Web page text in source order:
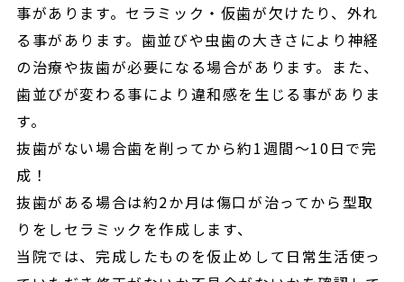
事があります。セラミック・仮歯が欠けたり、外れ
る事があります。歯並びや虫歯の大きさにより神経
の治療や抜歯が必要になる場合があります。また、
歯並びが変わる事により違和感を生じる事がありま
す。
抜歯がない場合歯を削ってから約1週間〜10日で完
成！
抜歯がある場合は約2か月は傷口が治ってから型取
りをしセラミックを作成します、
当院では、完成したものを仮止めして日常生活使っ